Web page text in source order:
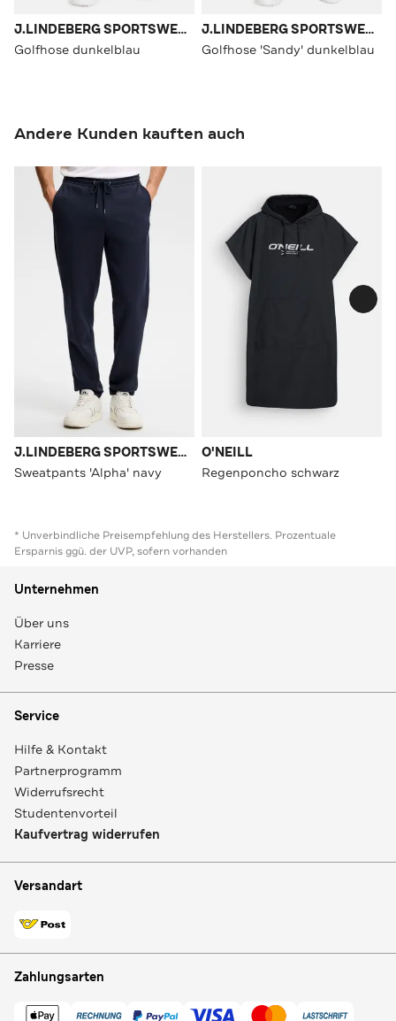
J.LINDEBERG SPORTSWEAR
Golfhose dunkelblau
J.LINDEBERG SPORTSWEAR
Golfhose 'Sandy' dunkelblau
Andere Kunden kauften auch
J.LINDEBERG SPORTSWEAR
Sweatpants 'Alpha' navy
O'NEILL
Regenponcho schwarz
* Unverbindliche Preisempfehlung des Herstellers. Prozentuale
Ersparnis ggü. der UVP, sofern vorhanden
Unternehmen
Über uns
Karriere
Presse
Service
Hilfe & Kontakt
Partnerprogramm
Widerrufsrecht
Studentenvorteil
Kaufvertrag widerrufen
Versandart
Zahlungsarten